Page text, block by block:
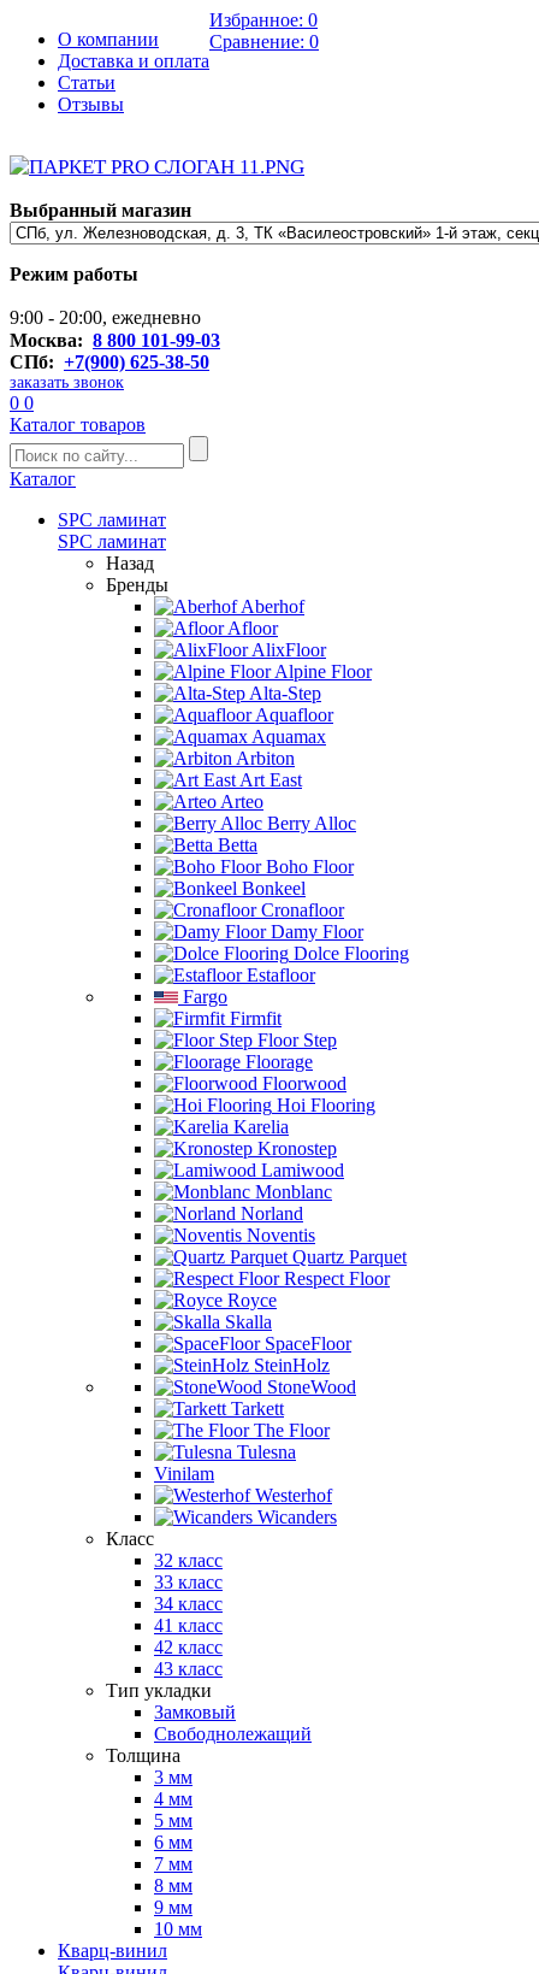
О компании
Доставка и оплата
Статьи
Отзывы
Избранное: 0
Сравнение: 0
Выбранный магазин
Режим работы
9:00 - 20:00, ежедневно
Москва: 8 800 101-99-03
СПб: +7(900) 625-38-50
заказать звонок
0 0
Каталог товаров
Каталог
SPC ламинат
SPC ламинат
Назад
Бренды
Aberhof
Afloor
AlixFloor
Alpine Floor
Alta-Step
Aquafloor
Aquamax
Arbiton
Art East
Arteo
Berry Alloc
Betta
Boho Floor
Bonkeel
Cronafloor
Damy Floor
Dolce Flooring
Estafloor
Fargo
Firmfit
Floor Step
Floorage
Floorwood
Hoi Flooring
Karelia
Kronostep
Lamiwood
Monblanc
Norland
Noventis
Quartz Parquet
Respect Floor
Royce
Skalla
SpaceFloor
SteinHolz
StoneWood
Tarkett
The Floor
Tulesna
Vinilam
Westerhof
Wicanders
Класс
32 класс
33 класс
34 класс
41 класс
42 класс
43 класс
Тип укладки
Замковый
Свободнолежащий
Толщина
3 мм
4 мм
5 мм
6 мм
7 мм
8 мм
9 мм
10 мм
Кварц-винил